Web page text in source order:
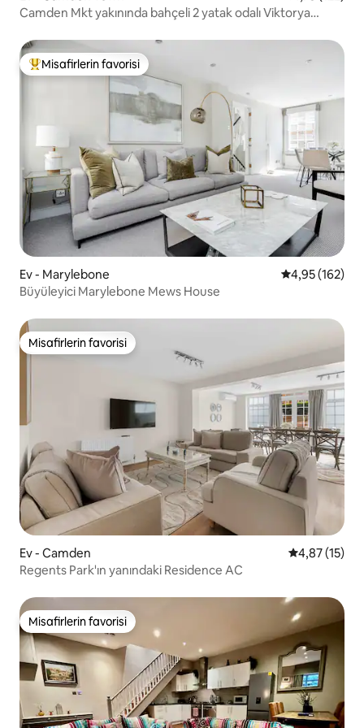
Camden Mkt yakınında bahçeli 2 yatak odalı Viktorya
Misafirlerin favorilerinden en beğenilenler arasında
Misafirlerin favorisi
Ev - Marylebone 5 üzerinden
4,95 (162)
Büyüleyici Marylebone Mews House
Misafirlerin favorisi
Misafirlerin favorisi
Ev - Camden 5 üzerinden
4,87 (15)
Regents Park'ın yanındaki Residence AC
Misafirlerin favorisi
Misafirlerin favorisi